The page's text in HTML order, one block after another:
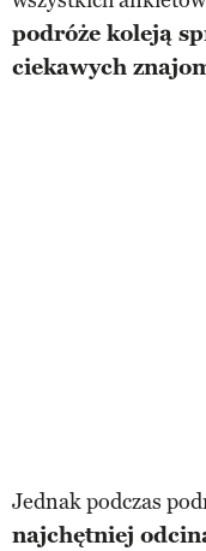
podróże koleją
ciekawych
Jednak podczas
najchętniej